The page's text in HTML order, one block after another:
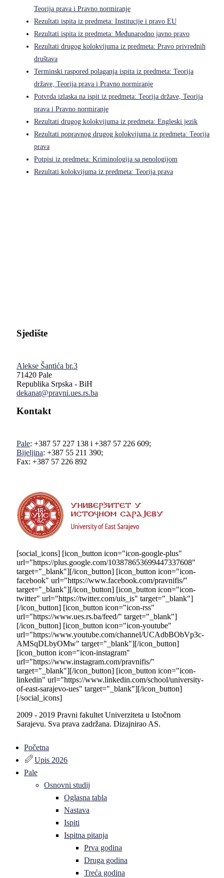
Teorija prava i Pravno normiranje
Rezultati ispita iz predmeta: Institucije i pravo EU
Rezultati ispita iz predmeta: Međunarodno javno pravo
Rezultati drugog kolokvijuma iz predmeta: Pravo privrednih
društava
Terminski raspored polaganja ispita iz predmeta: Teorija
države, Teorija prava i Pravno normiranje
Potvrda izlaska na ispit iz predmeta: Teorija države, Teorija
prava i Pravno normiranje
Rezultati drugog kolokvijuma iz predmeta: Engleski jezik
Rezultati popravnog drugog kolokvijuma iz predmeta: Teorija
prava
Potpisi iz predmeta: Kriminologija sa penologijom
Rezultati kolokvijuma iz predmeta: Teorija prava
Sjedište
Alekse Šantića br.3
71420 Pale
Republika Srpska - BiH
dekanat@pravni.ues.rs.ba
Kontakt
Pale: +387 57 227 138 i +387 57 226 609;
Bijeljina: +387 55 211 390;
Fax: +387 57 226 892
[social_icons] [icon_button icon="icon-google-plus"
url="https://plus.google.com/103878653699447337608"
target="_blank"][/icon_button] [icon_button icon="icon-
facebook" url="https://www.facebook.com/pravnifis/"
target="_blank"][/icon_button] [icon_button icon="icon-
twitter" url="https://twitter.com/uis_is" target="_blank"]
[/icon_button] [icon_button icon="icon-rss"
url="https://www.ues.rs.ba/feed/" target="_blank"]
[/icon_button] [icon_button icon="icon-youtube"
url="https://www.youtube.com/channel/UCAdbBObVp3c-
AMSqDLbyOMw" target="_blank"][/icon_button]
[icon_button icon="icon-instagram"
url="https://www.instagram.com/pravnifis/"
target="_blank"][/icon_button] [icon_button icon="icon-
linkedin" url="https://www.linkedin.com/school/university-
of-east-sarajevo-ues" target="_blank"][/icon_button]
[/social_icons]
2009 - 2019 Pravni fakultet Univerziteta u Istočnom
Sarajevu. Sva prava zadržana. Dizajnirao AS.
Početna
Upis 2026
Pale
Osnovni studij
Oglasna tabla
Nastava
Ispiti
Ispitna pitanja
Prva godina
Druga godina
Treća godina